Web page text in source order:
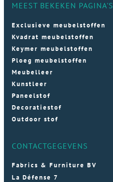
MEEST BEKEKEN PAGINA'S
Exclusieve meubelstoffen
Kvadrat meubelstoffen
Keymer meubelstoffen
Ploeg meubelstoffen
Meubelleer
Kunstleer
Paneelstof
Decoratiestof
Outdoor stof
CONTACTGEGEVENS
Fabrics & Furniture BV
La Défense 7